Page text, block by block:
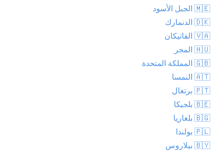
🇲🇪 الجبل الأسود
🇩🇰 الدنمارك
🇻🇦 الفاتيكان
🇭🇺 المجر
🇬🇧 المملكة المتحدة
🇦🇹 النمسا
🇵🇹 برتغال
🇧🇪 بلجيكا
🇧🇬 بلغاريا
🇵🇱 بولندا
🇧🇾 بيلاروس